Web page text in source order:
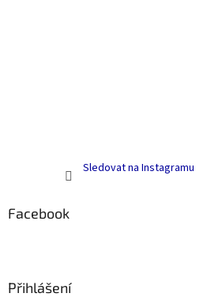
Sledovat na Instagramu
Facebook
Přihlášení